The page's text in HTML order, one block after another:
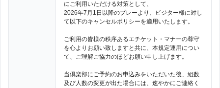
にご利用いただける対策として、
2026年7月1日以降のプレーより、ビジター様に対し
て以下のキャンセルポリシーを適用いたします。
ご利用の皆様の秩序あるエチケット・マナーの尊守
を心よりお願い致しますと共に、本規定運用につい
て、ご理解ご協力のほどお願い申し上げます。
当倶楽部にご予約のお申込みをいただいた後、組数
及び人数の変更が出た場合には、速やかにご連絡く